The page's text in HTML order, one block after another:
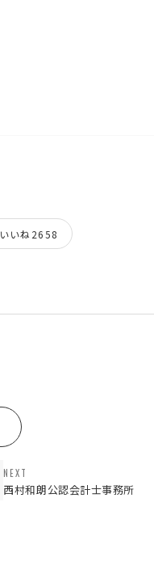
いいね 2658
NEXT
西村和朗公認会計士事務所